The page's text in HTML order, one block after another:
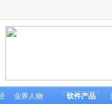
业界人物
软件产品